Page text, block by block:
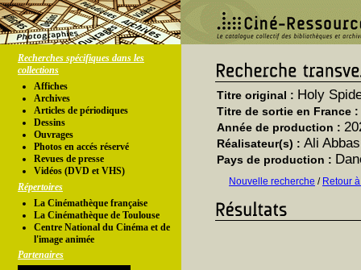
Recherches spécifiques dans les
collections
Affiches
Archives
Articles de périodiques
Dessins
Ouvrages
Photos en accés réservé
Revues de presse
Vidéos (DVD et VHS)
Répertoires
La Cinémathèque française
La Cinémathèque de Toulouse
Centre National du Cinéma et de
l'image animée
Partenaires
Titre original : Holy
Titre de sortie en France :
Année de production :
Réalisateur(s) : Ali
Pays de production :
Nouvelle recherche / Retour